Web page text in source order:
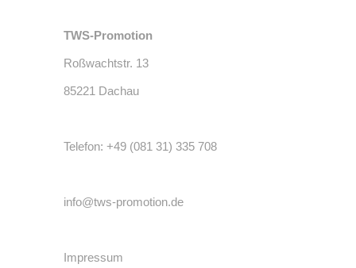
TWS-Promotion
Roßwachtstr. 13
85221 Dachau
Telefon: +49 (081 31) 335 708
info@tws-promotion.de
Impressum